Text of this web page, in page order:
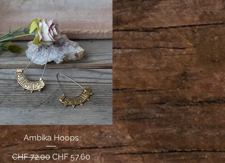
Schnellansicht
Ambika Hoops
Standardpreis
CHF 72.00 Sale-Preis
CHF 57.60